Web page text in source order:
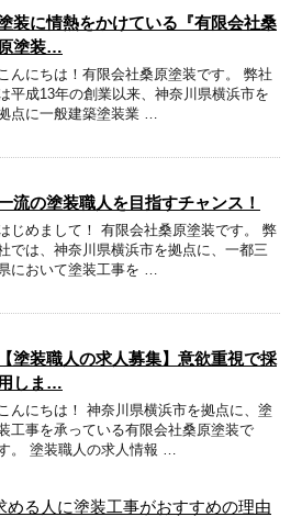
装に情熱をかけている『有限会社桑
原塗装…
こんにちは！有限会社桑原塗装です。 弊社
平成13年の創業以来、神奈川県横浜市を
点に一般建築塗装業 …
流の塗装職人を目指すチャンス！
じめまして！ 有限会社桑原塗装です。 弊
では、神奈川県横浜市を拠点に、一都三
において塗装工事を …
【塗装職人の求人募集】意欲重視で採
用しま…
こんにちは！ 神奈川県横浜市を拠点に、塗
工事を承っている有限会社桑原塗装で
。 塗装職人の求人情報 …
める人に塗装工事がおすすめの理由